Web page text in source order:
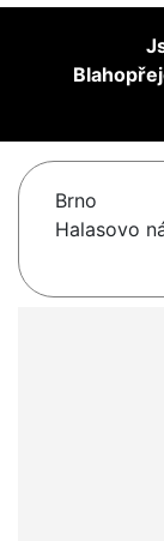
Brno
Halasovo